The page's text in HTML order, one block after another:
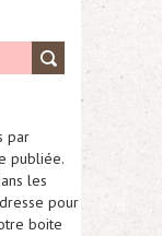
par
publiée.
les
pour
boite